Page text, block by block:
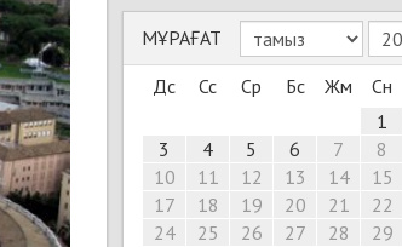
МҰРАҒАТ
Дс
Сс Ср Бс Жм Сн
1
3
4 5 6 7 8
10
11 12 13 14 15
17
18 19 20 21 22
24
25 26 27 28 29